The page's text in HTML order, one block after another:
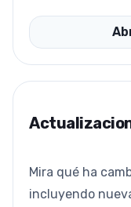
Mira qué ha
incluyendo